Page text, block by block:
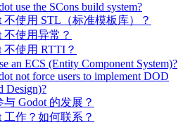
use the SCons build system?
不使用 STL（标准模板库）？
不使用异常？
不使用 RTTI？
an ECS (Entity Component System)?
not force users to implement DOD
Design)?
Godot 的发展？
工作？如何联系？